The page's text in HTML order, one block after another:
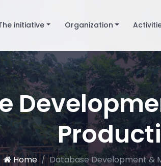
initiative Organization
Home Database Development &